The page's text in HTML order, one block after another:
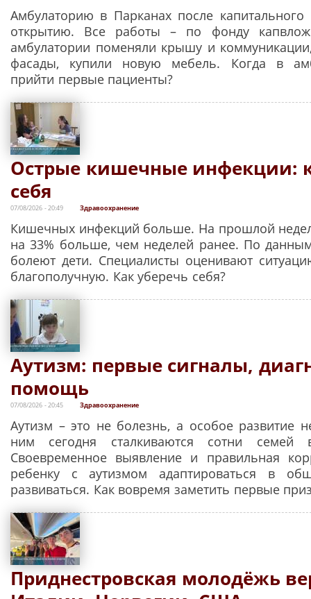
Амбулаторию в Парканах после капитального
открытию. Все работы – по фонду
амбулатории поменяли крышу и
фасады, купили новую мебель. Когда в
прийти первые пациенты?
Острые кишечные инфекции:
себя
07/08/2026 - 20:49 Здравоохранение
Кишечных инфекций больше. На прошлой
на 33% больше, чем неделей ранее. По
болеют дети. Специалисты оценивают
благополучную. Как уберечь себя?
Аутизм: первые сигналы,
помощь
07/08/2026 - 20:45 Здравоохранение
Аутизм – это не болезнь, а особое развитие
ним сегодня сталкиваются сотни семей
Своевременное выявление и правильная
ребенку с аутизмом адаптироваться в
развиваться. Как вовремя заметить первые
Приднестровская молодёжь